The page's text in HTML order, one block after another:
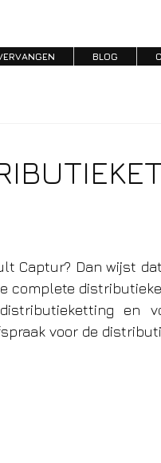
Captur? Dan wijst
complete
en
voor de
BLOG